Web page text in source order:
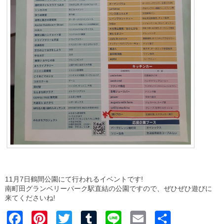
11月7日鶴間公園にて行われるイベントです!
南町田グランベリーパーク駅直結の公園ですので、ぜひぜひ遊びに
来てくださいね!
Faceb Pinter Twitter Tumblr Line Email